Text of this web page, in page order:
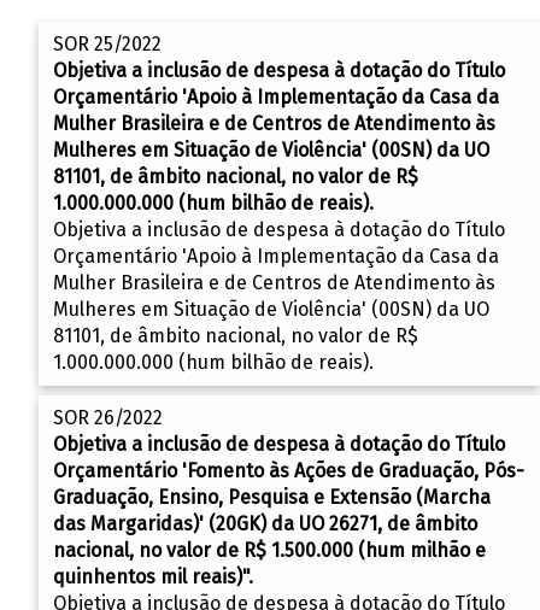
SOR 25/2022
Objetiva a inclusão de despesa à dotação do Título
Orçamentário 'Apoio à Implementação da Casa da
Mulher Brasileira e de Centros de Atendimento às
Mulheres em Situação de Violência' (00SN) da UO
81101, de âmbito nacional, no valor de R$
1.000.000.000 (hum bilhão de reais).
Objetiva a inclusão de despesa à dotação do Título
Orçamentário 'Apoio à Implementação da Casa da
Mulher Brasileira e de Centros de Atendimento às
Mulheres em Situação de Violência' (00SN) da UO
81101, de âmbito nacional, no valor de R$
1.000.000.000 (hum bilhão de reais).
SOR 26/2022
Objetiva a inclusão de despesa à dotação do Título
Orçamentário 'Fomento às Ações de Graduação, Pós-
Graduação, Ensino, Pesquisa e Extensão (Marcha
das Margaridas)' (20GK) da UO 26271, de âmbito
nacional, no valor de R$ 1.500.000 (hum milhão e
quinhentos mil reais)".
Objetiva a inclusão de despesa à dotação do Título